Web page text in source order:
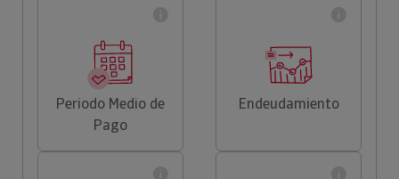
Periodo Medio de
Pago
Endeudamiento